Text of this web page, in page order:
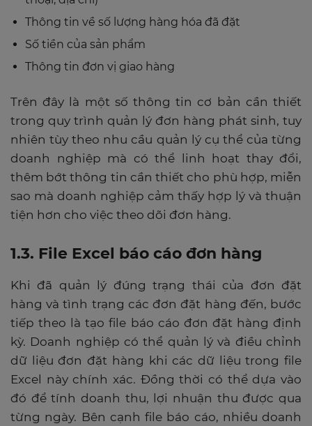
Thông tin về số lượng hàng hóa đã đặt
Số tiền của sản phẩm
Thông tin đơn vị giao hàng
Trên đây là một số thông tin cơ bản cần thiết
trong quy trình quản lý đơn hàng phát sinh, tuy
nhiên tùy theo nhu cầu quản lý cụ thể của từng
doanh nghiệp mà có thể linh hoạt thay đổi,
thêm bớt thông tin cần thiết cho phù hợp, miễn
sao mà doanh nghiệp cảm thấy hợp lý và thuận
tiện hơn cho việc theo dõi đơn hàng.
1.3. File Excel báo cáo đơn hàng
Khi đã quản lý đúng trạng thái của đơn đặt
hàng và tình trạng các đơn đặt hàng đến, bước
tiếp theo là tạo file báo cáo đơn đặt hàng định
kỳ. Doanh nghiệp có thể quản lý và điều chỉnh
dữ liệu đơn đặt hàng khi các dữ liệu trong file
Excel này chính xác. Đồng thời có thể dựa vào
đó để tính doanh thu, lợi nhuận thu được qua
từng ngày. Bên cạnh file báo cáo, nhiều doanh